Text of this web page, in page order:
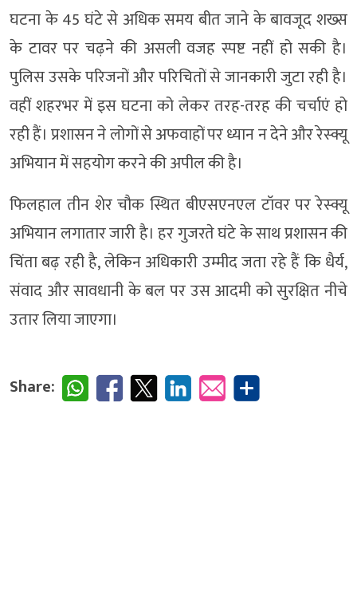
घटना के 45 घंटे से अधिक समय बीत जाने के बावजूद शख्स
के टावर पर चढ़ने की असली वजह स्पष्ट नहीं हो सकी है।
पुलिस उसके परिजनों और परिचितों से जानकारी जुटा रही है।
वहीं शहरभर में इस घटना को लेकर तरह-तरह की चर्चाएं हो
रही हैं। प्रशासन ने लोगों से अफवाहों पर ध्यान न देने और रेस्क्यू
अभियान में सहयोग करने की अपील की है।
फिलहाल तीन शेर चौक स्थित बीएसएनएल टॉवर पर रेस्क्यू
अभियान लगातार जारी है। हर गुजरते घंटे के साथ प्रशासन की
चिंता बढ़ रही है, लेकिन अधिकारी उम्मीद जता रहे हैं कि धैर्य,
संवाद और सावधानी के बल पर उस आदमी को सुरक्षित नीचे
उतार लिया जाएगा।
Share: